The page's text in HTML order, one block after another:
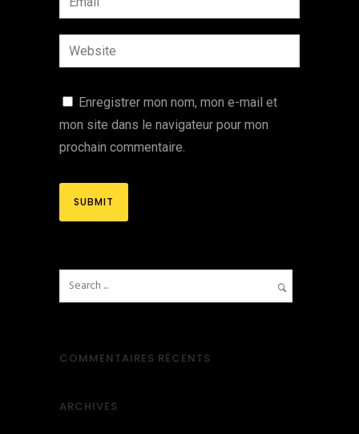
Enregistrer mon nom, mon e-mail et
mon site dans le navigateur pour mon
prochain commentaire.
COMMENTAIRES RÉCENTS
ARCHIVES